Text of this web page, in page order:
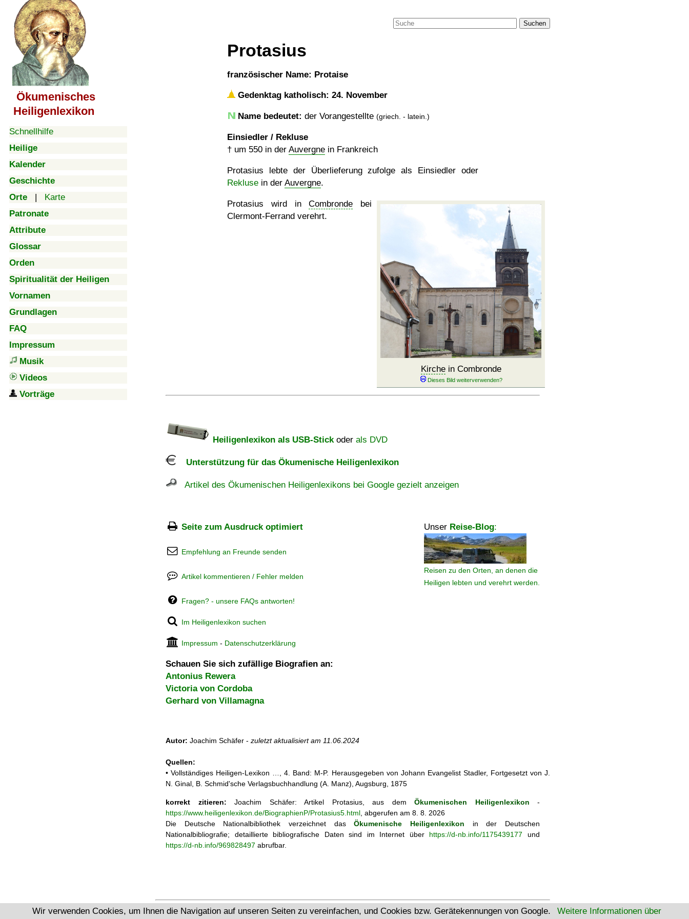
Ökumenisches
Heiligenlexikon
Schnellhilfe
Heilige
Kalender
Geschichte
Orte | Karte
Patronate
Attribute
Glossar
Orden
Spiritualität der Heiligen
Vornamen
Grundlagen
FAQ
Impressum
Musik
Videos
Vorträge
Suchen
Protasius
französischer Name: Protaise
Gedenktag katholisch: 24. November
Name bedeutet: der Vorangestellte (griech. - latein.)
Einsiedler / Rekluse
† um 550 in der Auvergne in Frankreich
Protasius lebte der Überlieferung zufolge als Einsiedler oder
Rekluse in der Auvergne.
Kirchein Combronde
Protasius wird inCombronde bei
Clermont-Ferrand verehrt.
Heiligenlexikon als USB-Stickoder als DVD
Unterstützung für das Ökumenische Heiligenlexikon
Artikel des Ökumenischen Heiligenlexikons bei Google gezielt anzeigen
Seite zum Ausdruck optimiert Unser Reise-Blog:
Reisen zu den Orten, an denen die
Heiligen lebten und verehrt werden.
Empfehlung an Freunde senden
Artikel kommentieren / Fehler melden
Fragen? - unsere FAQs antworten!
Im Heiligenlexikon suchen
Impressum - Datenschutzerklärung
Schauen Sie sich zufällige Biografien an:
Antonius Rewera
Victoria von Cordoba
Gerhard von Villamagna
Autor: Joachim Schäfer - zuletzt aktualisiert am 11.06.2024
Quellen:
• Vollständiges Heiligen-Lexikon …, 4. Band: M-P. Herausgegeben von Johann Evangelist Stadler, Fortgesetzt von J.
N. Ginal, B. Schmid'sche Verlagsbuchhandlung (A. Manz), Augsburg, 1875
korrekt zitieren: Joachim Schäfer: Artikel Protasius, aus dem Ökumenischen Heiligenlexikon -
https://www.heiligenlexikon.de/BiographienP/Protasius5.html , abgerufen am 8. 8. 2026
Die Deutsche Nationalbibliothek verzeichnet dasÖkumenische Heiligenlexikon in der Deutschen
Nationalbibliografie; detaillierte bibliografische Daten sind im Internet über https://d-nb.info/1175439177 und
https://d-nb.info/969828497 abrufbar.
Ökumenisches Heiligenlexikon
Wir verwenden Cookies, um Ihnen die Navigation auf unseren Seiten zu vereinfachen, und Cookies bzw. Gerätekennungen von Google.
Weitere Informationen über